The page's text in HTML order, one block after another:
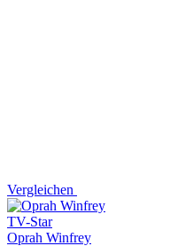
Vergleichen
TV-Star
Oprah Winfrey